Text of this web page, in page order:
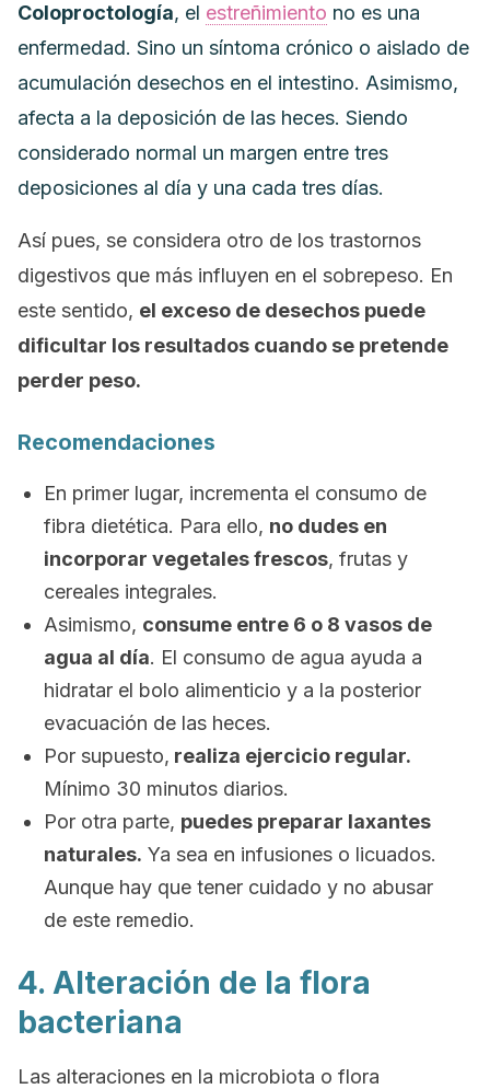
Coloproctología, el estreñimiento no es una
enfermedad. Sino un síntoma crónico o aislado de
acumulación desechos en el intestino. Asimismo,
afecta a la deposición de las heces. Siendo
considerado normal un margen entre tres
deposiciones al día y una cada tres días.
Así pues, se considera otro de los trastornos
digestivos que más influyen en el sobrepeso. En
este sentido, el exceso de desechos puede
dificultar los resultados cuando se pretende
perder peso.
Recomendaciones
En primer lugar, incrementa el consumo de
fibra dietética. Para ello, no dudes en
incorporar vegetales frescos, frutas y
cereales integrales.
Asimismo, consume entre 6 o 8 vasos de
agua al día. El consumo de agua ayuda a
hidratar el bolo alimenticio y a la posterior
evacuación de las heces.
Por supuesto, realiza ejercicio regular.
Mínimo 30 minutos diarios.
Por otra parte, puedes preparar laxantes
naturales. Ya sea en infusiones o licuados.
Aunque hay que tener cuidado y no abusar
de este remedio.
4. Alteración de la flora
bacteriana
Las alteraciones en la microbiota o flora